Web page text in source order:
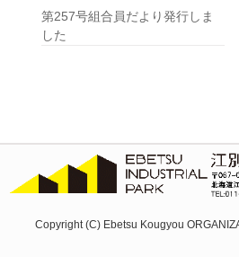
第257号組合員だより発行しま
した
Copyright (C) Ebetsu Kougyou